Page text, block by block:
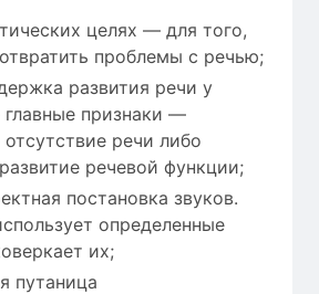
целях — для того,
проблемы с речью;
развития речи у
главные признаки —
речи либо
речевой функции;
постановка звуков.
определенные
их;
путаница